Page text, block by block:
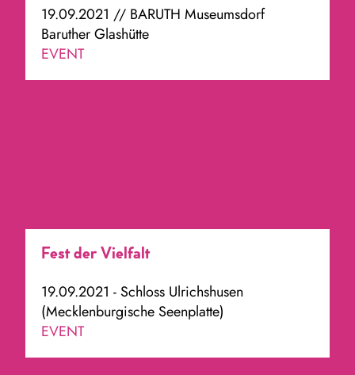
19.09.2021 // BARUTH Museumsdorf
Baruther Glashütte
EVENT
Fest der Vielfalt
19.09.2021 - Schloss Ulrichshusen
(Mecklenburgische Seenplatte)
EVENT